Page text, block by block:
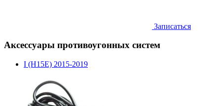
Записаться
Аксессуары противоугонных систем
I (H15E) 2015-2019